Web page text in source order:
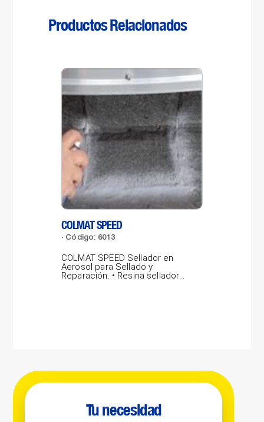
Productos Relacionados
COLMAT SPEED
Código: 6013
COLMAT SPEED Sellador en
Aerosol para Sellado y
Reparación. • Resina selladora
Tu necesidad